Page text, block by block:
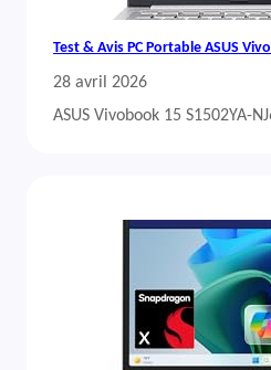
Test & Avis PC Portable ASUS
28 avril 2026
ASUS Vivobook 15